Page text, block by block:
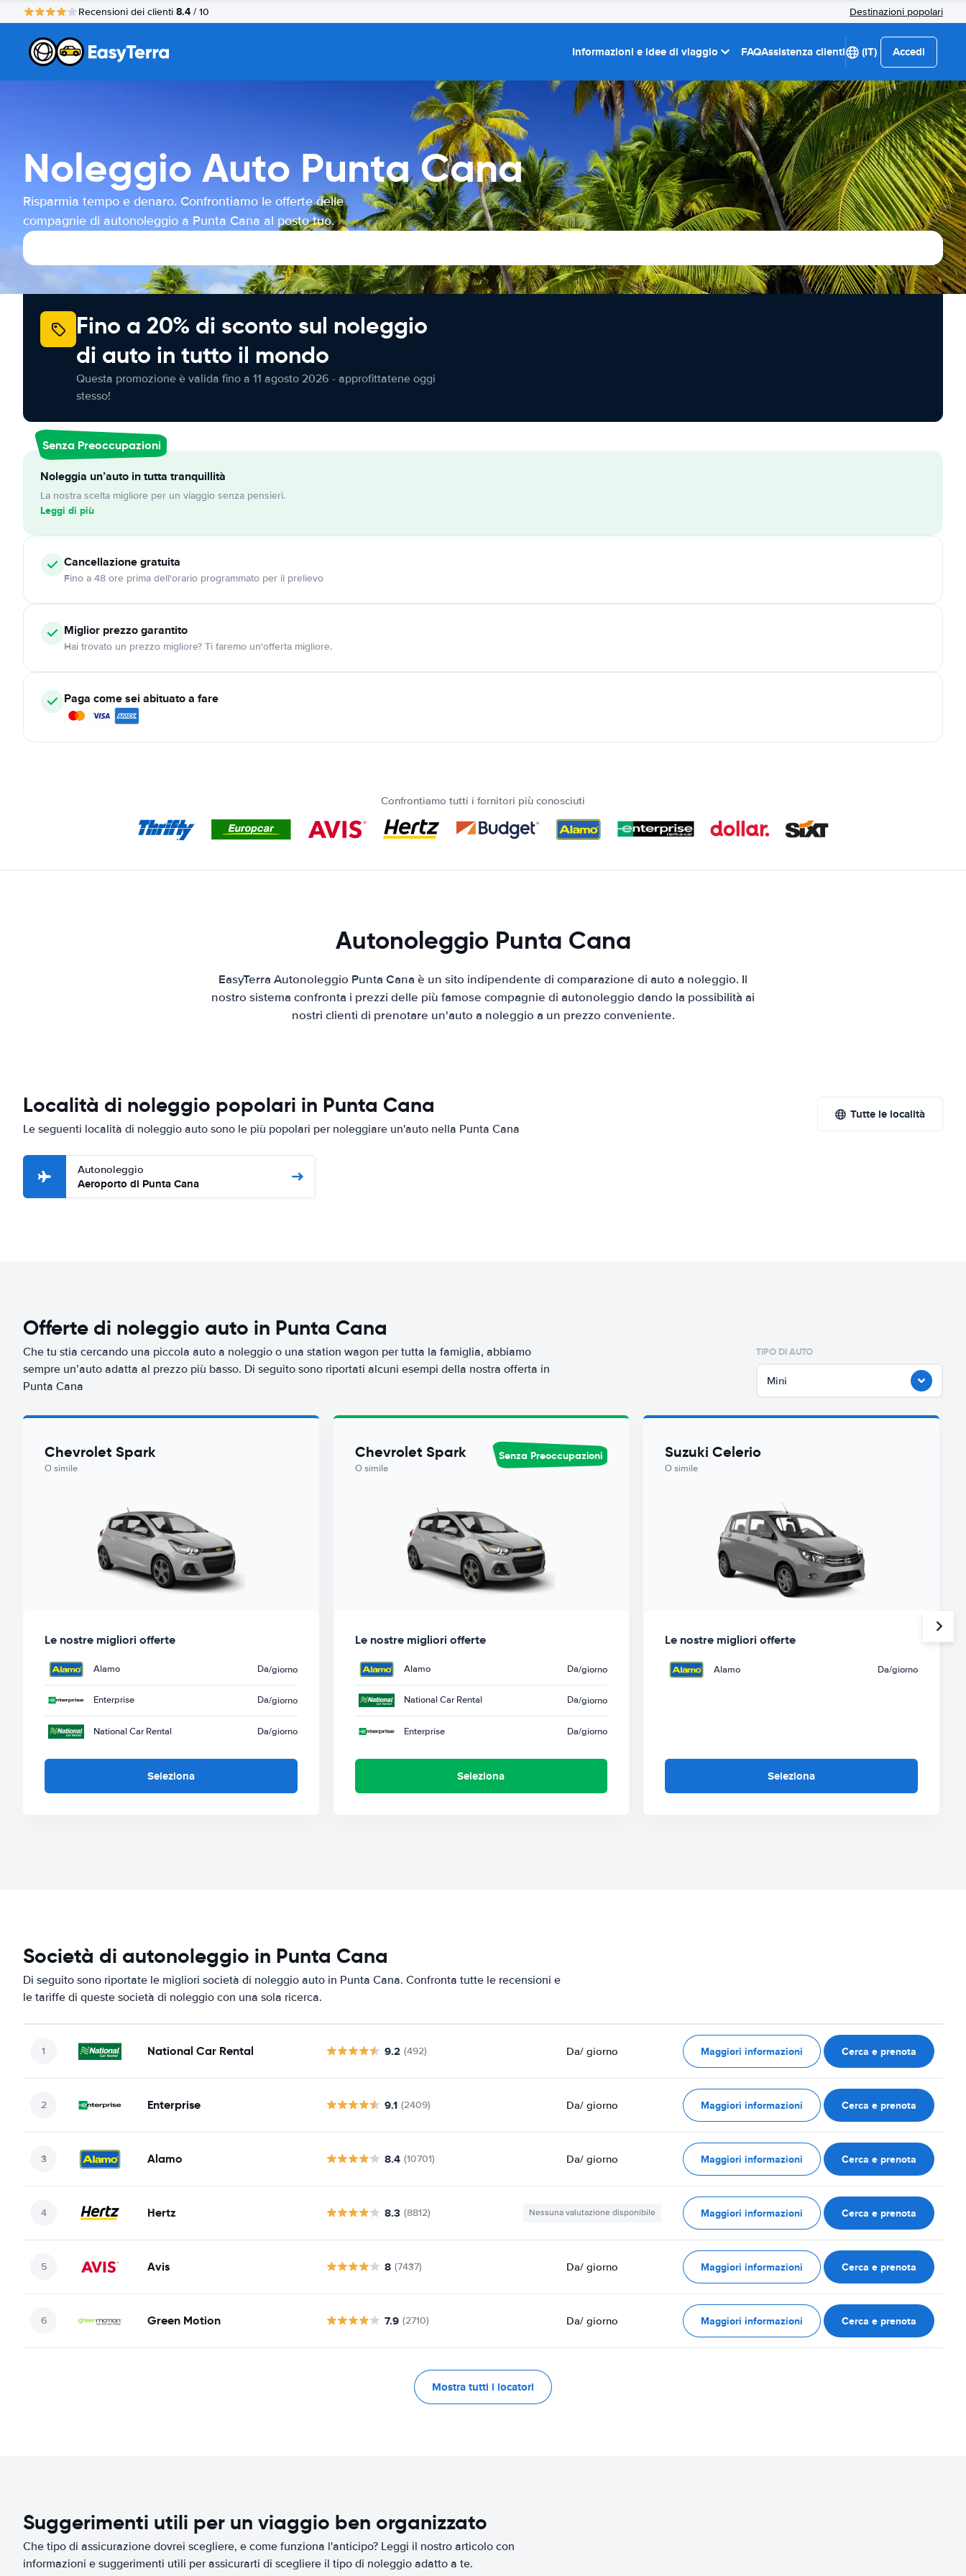
Recensioni dei clienti 8.4 / 10 Destinazioni popolari
Informazioni e idee di viaggio FAQAssistenza clienti (IT) Accedi
Noleggio Auto Punta Cana
Risparmia tempo e denaro. Confrontiamo le offerte delle
compagnie di autonoleggio a Punta Cana al posto tuo.
Fino a 20% di sconto sul noleggio
di auto in tutto il mondo
Questa promozione è valida fino a 11 agosto 2026 - approfittatene oggi
stesso!
Senza Preoccupazioni
Noleggia un’auto in tutta tranquillità
La nostra scelta migliore per un viaggio senza pensieri.
Leggi di più
Cancellazionegratuita
Fino a 48 ore prima dell'orario programmato per il prelievo
Miglior prezzo garantito
Hai trovato un prezzo migliore? Ti faremo un'offerta migliore.
Paga come sei abituato a fare
Confrontiamo tutti i fornitori più conosciuti
Autonoleggio Punta Cana
EasyTerra Autonoleggio Punta Cana è un sito indipendente di comparazione di auto a noleggio. Il
nostro sistema confronta i prezzi delle più famose compagnie di autonoleggio dando la possibilità ai
nostri clienti di prenotare un'auto a noleggio a un prezzo conveniente.
Località di noleggio popolari in Punta Cana
Le seguenti località di noleggio auto sono le più popolari per noleggiare un'auto nella Punta Cana
Tutte le località
Autonoleggio
Aeroporto di Punta Cana
Offerte di noleggio auto in Punta Cana
Che tu stia cercando una piccola auto a noleggio o una station wagon per tutta la famiglia, abbiamo
sempre un’auto adatta al prezzo più basso. Di seguito sono riportati alcuni esempi della nostra offerta in
Punta Cana
TIPO DI AUTO
Mini
Chevrolet Spark
O simile
Le nostre migliori offerte
Alamo Da/giorno
Enterprise Da/giorno
National Car Rental Da/giorno
Seleziona
Chevrolet Spark
O simile
Senza Preoccupazioni
Le nostre migliori offerte
Alamo Da/giorno
National Car Rental Da/giorno
Enterprise Da/giorno
Seleziona
Suzuki Celerio
O simile
Le nostre migliori offerte
Alamo Da/giorno
Seleziona
Società di autonoleggio in Punta Cana
Di seguito sono riportate le migliori società di noleggio auto in Punta Cana. Confronta tutte le recensioni e
le tariffe di queste società di noleggio con una sola ricerca.
National Car Rental 9.2 (492) Da/ giorno Maggiori informazioni Cerca e prenota
Enterprise 9.1 (2409) Da/ giorno Maggiori informazioni Cerca e prenota
Alamo 8.4 (10701) Da/ giorno Maggiori informazioni Cerca e prenota
Hertz 8.3 (8812) Nessuna valutazione disponibile Maggiori informazioni Cerca e prenota
Avis 8 (7437) Da/ giorno Maggiori informazioni Cerca e prenota
Green Motion 7.9 (2710) Da/ giorno Maggiori informazioni Cerca e prenota
Mostra tutti i locatori
Suggerimenti utili per un viaggio ben organizzato
Che tipo di assicurazione dovrei scegliere, e come funziona l'anticipo? Leggi il nostro articolo con
informazioni e suggerimenti utili per assicurarti di scegliere il tipo di noleggio adatto a te.